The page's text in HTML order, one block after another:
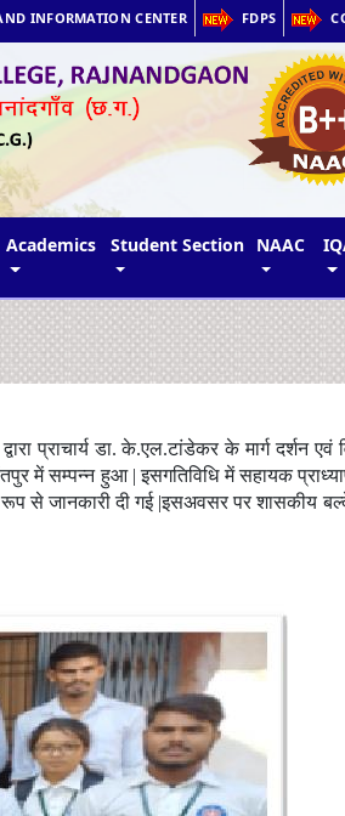
INFORMATION CENTER FDPS
Academics Student Section NAAC
डा. के.एल.टांडेकर के मार्ग दर्शन एवं
सम्पन्न हुआ | इसगतिविधि में सहायक
से जानकारी दी गई |इसअवसर पर शासकीय